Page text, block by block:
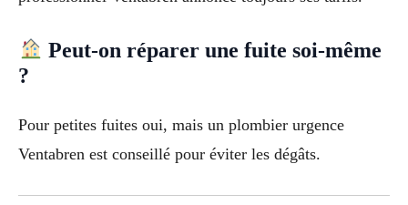
Peut-on réparer une fuite soi-même
?
Pour petites fuites oui, mais un plombier urgence
Ventabren est conseillé pour éviter les dégâts.